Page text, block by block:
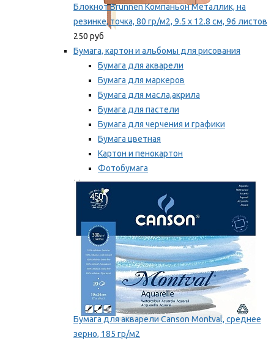
Блокнот Brunnen Компаньон Металлик, на
резинке, точка, 80 гр/м2, 9.5 х 12.8 см, 96 листов
250 руб
Бумага, картон и альбомы для рисования
Бумага для акварели
Бумага для маркеров
Бумага для масла,акрила
Бумага для пастели
Бумага для черчения и графики
Бумага цветная
Картон и пенокартон
Фотобумага
Мы рекомендуем
Бумага для акварели Canson Montval, среднее
зерно, 185 гр/м2